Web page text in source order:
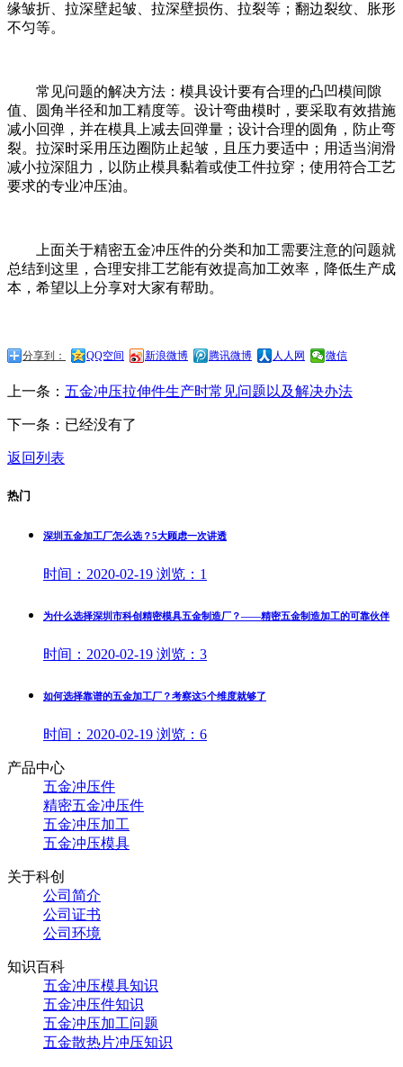
缘皱折、拉深壁起皱、拉深壁损伤、拉裂等；翻边裂纹、胀形
不匀等。
常见问题的解决方法：模具设计要有合理的凸凹模间隙
值、圆角半径和加工精度等。设计弯曲模时，要采取有效措施
减小回弹，并在模具上减去回弹量；设计合理的圆角，防止弯
裂。拉深时采用压边圈防止起皱，且压力要适中；用适当润滑
减小拉深阻力，以防止模具黏着或使工件拉穿；使用符合工艺
要求的专业冲压油。
上面关于精密五金冲压件的分类和加工需要注意的问题就
总结到这里，合理安排工艺能有效提高加工效率，降低生产成
本，希望以上分享对大家有帮助。
分享到： QQ空间 新浪微博 腾讯微博 人人网 微信
上一条： 五金冲压拉伸件生产时常见问题以及解决办法
下一条：已经没有了
返回列表
热门
深圳五金加工厂怎么选？5大顾虑一次讲透
时间： 2020-02-19 浏览： 1
为什么选择深圳市科创精密模具五金制造厂？——精密五金制造加工的可靠伙伴
时间： 2020-02-19 浏览： 3
如何选择靠谱的五金加工厂？考察这5个维度就够了
时间： 2020-02-19 浏览： 6
产品中心
五金冲压件
精密五金冲压件
五金冲压加工
五金冲压模具
关于科创
公司简介
公司证书
公司环境
知识百科
五金冲压模具知识
五金冲压件知识
五金冲压加工问题
五金散热片冲压知识